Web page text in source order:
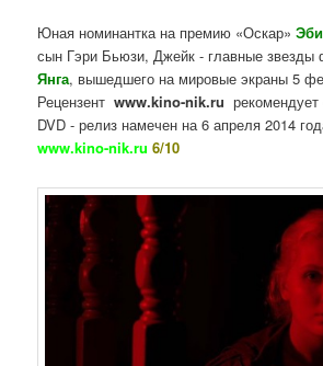
Юная номинантка на премию «Оскар»
сын Гэри Бьюзи, Джейк - главные
Янга, вышедшего на мировые экраны 5
Рецензент www.kino-nik.ru
DVD - релиз намечен на 6 апреля 2014
www.kino-nik.ru 6/10